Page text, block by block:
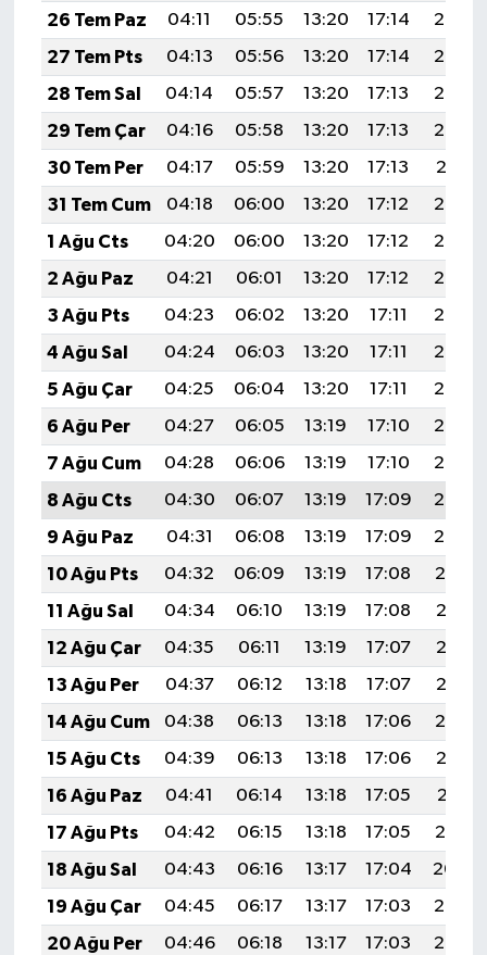
26 Tem Paz
04:11 05:55 13:20 17:14
20:35
27 Tem Pts
04:13 05:56 13:20 17:14
20:34
28 Tem Sal
04:14 05:57 13:20 17:13
20:33
29 Tem Çar
04:16 05:58 13:20 17:13
20:32
30 Tem Per
04:17 05:59 13:20 17:13
20:31
31 Tem Cum
04:18 06:00 13:20 17:12
20:30
1 Ağu Cts
04:20 06:00 13:20 17:12
20:29
2 Ağu Paz
04:21 06:01 13:20 17:12
20:28
3 Ağu Pts
04:23 06:02 13:20 17:11
20:27
4 Ağu Sal
04:24 06:03 13:20 17:11
20:26
5 Ağu Çar
04:25 06:04 13:20 17:11
20:25
6 Ağu Per
04:27 06:05 13:19 17:10
20:24
7 Ağu Cum
04:28 06:06 13:19 17:10
20:23
8 Ağu Cts
04:30 06:07 13:19 17:09
20:22
9 Ağu Paz
04:31 06:08 13:19 17:09
20:20
10 Ağu Pts
04:32 06:09 13:19 17:08
20:19
11 Ağu Sal
04:34 06:10 13:19 17:08
20:18
12 Ağu Çar
04:35 06:11 13:19 17:07
20:17
13 Ağu Per
04:37 06:12 13:18 17:07
20:15
14 Ağu Cum
04:38 06:13 13:18 17:06
20:14
15 Ağu Cts
04:39 06:13 13:18 17:06
20:13
16 Ağu Paz
04:41 06:14 13:18 17:05
20:11
17 Ağu Pts
04:42 06:15 13:18 17:05
20:10
18 Ağu Sal
04:43 06:16 13:17 17:04
20:09
19 Ağu Çar
04:45 06:17 13:17 17:03
20:07
20 Ağu Per
04:46 06:18 13:17 17:03
20:06